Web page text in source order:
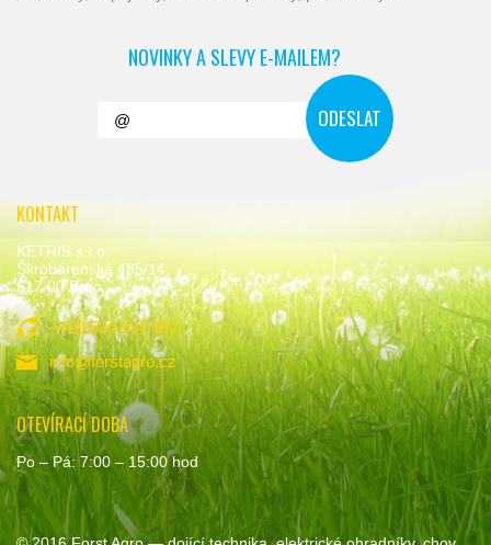
NOVINKY A SLEVY E-MAILEM?
KONTAKT
KETRIS s.r.o.
Škrobárenská 485/14,
617 00 Brno
+420 534 534 992
info@forstagro.cz
OTEVÍRACÍ DOBA
Po – Pá: 7:00 – 15:00 hod